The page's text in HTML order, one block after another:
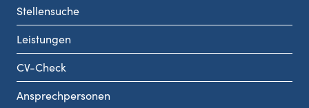
Stellensuche
Leistungen
CV-Check
Ansprechpersonen